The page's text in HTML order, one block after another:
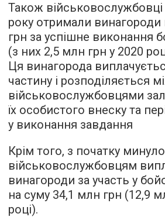
Також військовослужбовці
року отримали винагороди
грн за успішне виконання
(з них 2,5 млн грн у 2020
Ця винагорода
частину і розподіляється
військовослужбовцями
їх особистого внеску та
у виконання завдання
Крім того, з початку
військовослужбовцям
винагороди за участь у
на суму 34,1 млн грн (12,9
році).